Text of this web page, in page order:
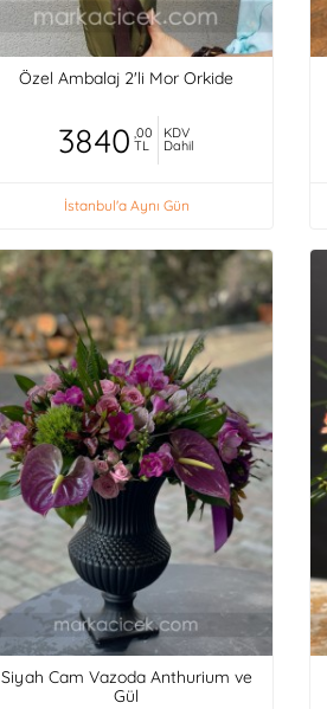
Özel Ambalaj 2'li Mor Orkide
3840 ,00
TL
KDV
Dahil
İstanbul'a Aynı Gün
Siyah Cam Vazoda Anthurium ve
Gül